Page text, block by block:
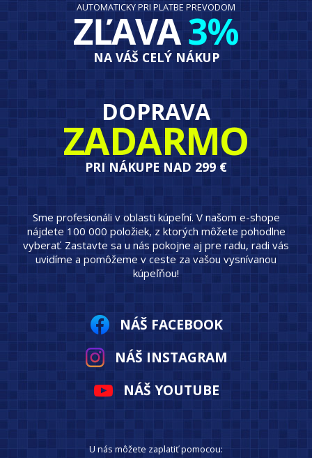
AUTOMATICKY PRI PLATBE PREVODOM
ZĽAVA3%
NA VÁŠ CELÝ NÁKUP
DOPRAVA
ZADARMO
PRI NÁKUPE NAD 299 €
Sme profesionáli v oblasti kúpeľní. V našom e-shope
nájdete 100 000 položiek, z ktorých môžete pohodlne
vyberať. Zastavte sa u nás pokojne aj pre radu, radi vás
uvidíme a pomôžeme v ceste za vašou vysnívanou
kúpeľňou!
NÁŠ FACEBOOK
NÁŠ INSTAGRAM
NÁŠ YOUTUBE
U nás môžete zaplatiť pomocou: